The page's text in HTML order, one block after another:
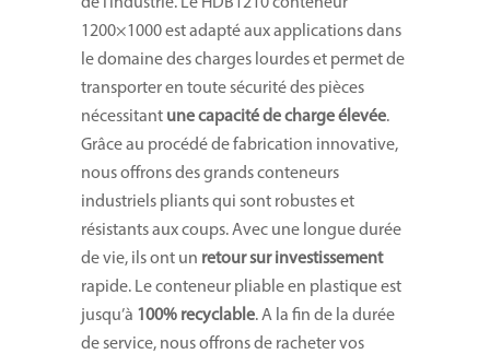
1200×1000 est adapté aux applications dans
le domaine des charges lourdes et permet de
transporter en toute sécurité des pièces
nécessitant une capacité de charge élevée.
Grâce au procédé de fabrication innovative,
nous offrons des grands conteneurs
industriels pliants qui sont robustes et
résistants aux coups. Avec une longue durée
de vie, ils ont un retour sur investissement
rapide. Le conteneur pliable en plastique est
jusqu’à 100% recyclable. A la fin de la durée
de service, nous offrons de racheter vos